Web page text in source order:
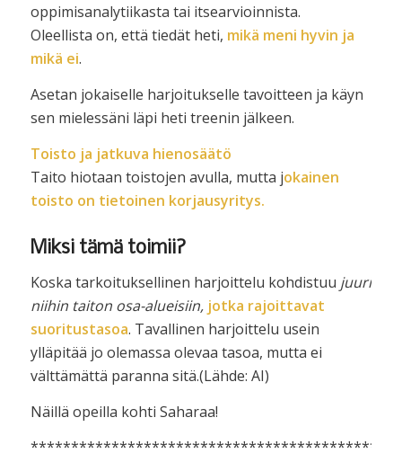
oppimisanalytiikasta tai itsearvioinnista.
Oleellista on, että tiedät heti, mikä meni hyvin ja
mikä ei.
Asetan jokaiselle harjoitukselle tavoitteen ja käyn
sen mielessäni läpi heti treenin jälkeen.
Toisto ja jatkuva hienosäätö
Taito hiotaan toistojen avulla, mutta jokainen
toisto on tietoinen korjausyritys.
Miksi tämä toimii?
Koska tarkoituksellinen harjoittelu kohdistuu juuri
niihin taiton osa-alueisiin,jotka rajoittavat
suoritustasoa. Tavallinen harjoittelu usein
ylläpitää jo olemassa olevaa tasoa, mutta ei
välttämättä paranna sitä.(Lähde: AI)
Näillä opeilla kohti Saharaa!